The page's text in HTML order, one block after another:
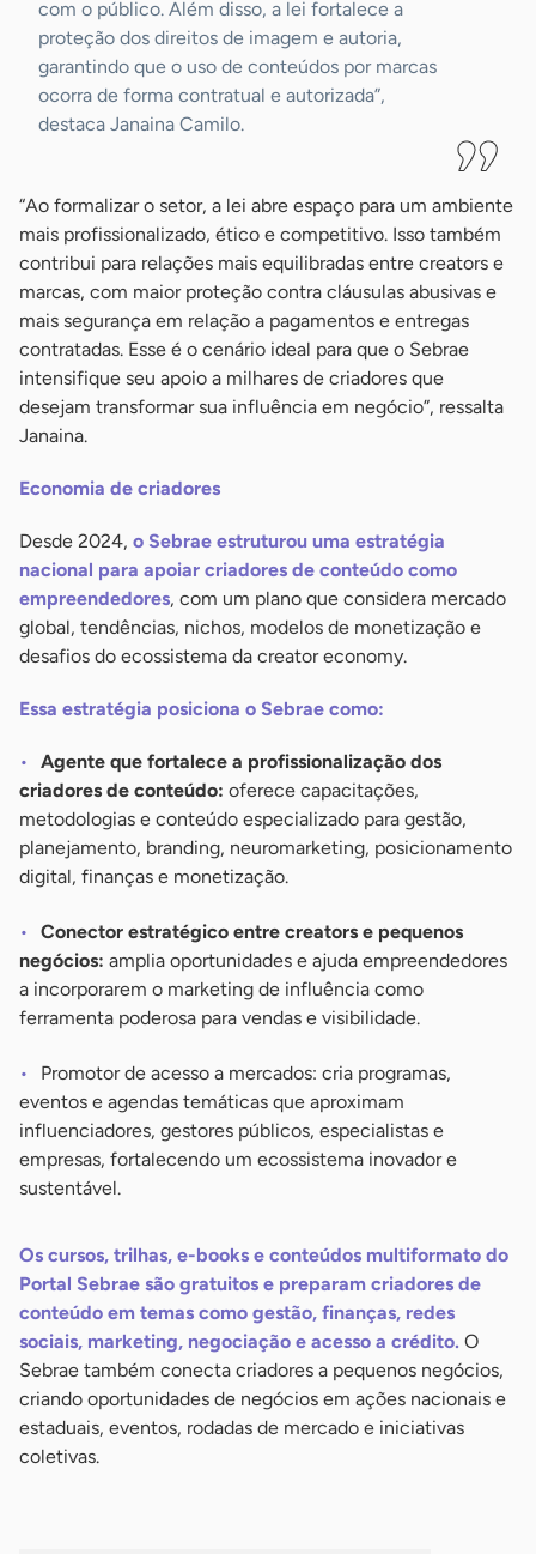
com o público. Além disso, a lei fortalece a
proteção dos direitos de imagem e autoria,
garantindo que o uso de conteúdos por marcas
ocorra de forma contratual e autorizada”,
destaca Janaina Camilo.
“Ao formalizar o setor, a lei abre espaço para um ambiente
mais profissionalizado, ético e competitivo. Isso também
contribui para relações mais equilibradas entre creators e
marcas, com maior proteção contra cláusulas abusivas e
mais segurança em relação a pagamentos e entregas
contratadas. Esse é o cenário ideal para que o Sebrae
intensifique seu apoio a milhares de criadores que
desejam transformar sua influência em negócio”, ressalta
Janaina.
Economia de criadores
Desde 2024, o Sebrae estruturou uma estratégia
nacional para apoiar criadores de conteúdo como
empreendedores, com um plano que considera mercado
global, tendências, nichos, modelos de monetização e
desafios do ecossistema da creator economy.
Essa estratégia posiciona o Sebrae como:
Agente que fortalece a profissionalização dos
criadores de conteúdo: oferece capacitações,
metodologias e conteúdo especializado para gestão,
planejamento, branding, neuromarketing, posicionamento
digital, finanças e monetização.
Conector estratégico entre creators e pequenos
negócios: amplia oportunidades e ajuda empreendedores
a incorporarem o marketing de influência como
ferramenta poderosa para vendas e visibilidade.
Promotor de acesso a mercados: cria programas,
eventos e agendas temáticas que aproximam
influenciadores, gestores públicos, especialistas e
empresas, fortalecendo um ecossistema inovador e
sustentável.
Os cursos, trilhas, e-books e conteúdos multiformato do
Portal Sebrae são gratuitos e preparam criadores de
conteúdo em temas como gestão, finanças, redes
sociais, marketing, negociação e acesso a crédito. O
Sebrae também conecta criadores a pequenos negócios,
criando oportunidades de negócios em ações nacionais e
estaduais, eventos, rodadas de mercado e iniciativas
coletivas.